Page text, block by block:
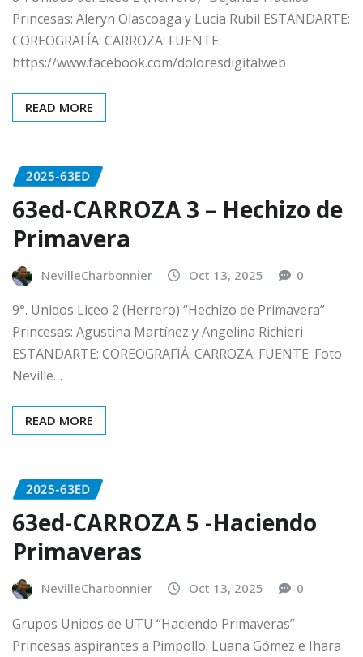
Princesas: Aleryn Olascoaga y Lucia Rubil ESTANDARTE:
COREOGRAFÍA: CARROZA: FUENTE:
https://www.facebook.com/doloresdigitalweb
READ MORE
2025-63ED
63ed-CARROZA 3 – Hechizo de
Primavera
NevilleCharbonnier Oct 13, 2025 0
9°. Unidos Liceo 2 (Herrero) “Hechizo de Primavera”
Princesas: Agustina Martínez y Angelina Richieri
ESTANDARTE: COREOGRAFIÁ: CARROZA: FUENTE: Foto
Neville…
READ MORE
2025-63ED
63ed-CARROZA 5 -Haciendo
Primaveras
NevilleCharbonnier Oct 13, 2025 0
Grupos Unidos de UTU “Haciendo Primaveras”
Princesas aspirantes a Pimpollo: Luana Gómez e Ihara